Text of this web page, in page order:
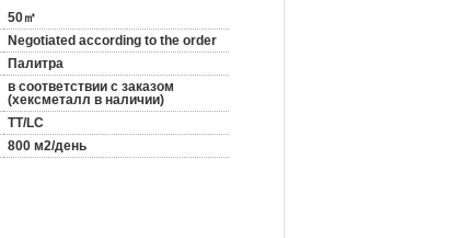
50㎡
Negotiated according to the order
Палитра
в соответствии с заказом
(хексметалл в наличии)
TT/LC
800 м2/день